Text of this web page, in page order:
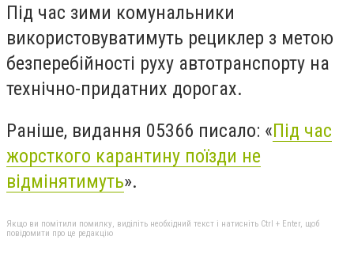
Під час зими комунальники
використовуватимуть рециклер з метою
безперебійності руху автотранспорту на
технічно-придатних дорогах.
Раніше, видання 05366 писало: «Під час
жорсткого карантину поїзди не
відмінятимуть».
Якщо ви помітили помилку, виділіть необхідний текст і натисніть Ctrl + Enter, щоб
повідомити про це редакцію